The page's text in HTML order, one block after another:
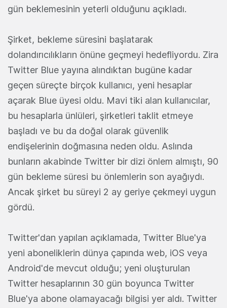
gün beklemesinin yeterli olduğunu açıkladı.
Şirket, bekleme süresini başlatarak
dolandırıcılıkların önüne geçmeyi hedefliyordu. Zira
Twitter Blue yayına alındıktan bugüne kadar
geçen süreçte birçok kullanıcı, yeni hesaplar
açarak Blue üyesi oldu. Mavi tiki alan kullanıcılar,
bu hesaplarla ünlüleri, şirketleri taklit etmeye
başladı ve bu da doğal olarak güvenlik
endişelerinin doğmasına neden oldu. Aslında
bunların akabinde Twitter bir dizi önlem almıştı, 90
gün bekleme süresi bu önlemlerin son ayağıydı.
Ancak şirket bu süreyi 2 ay geriye çekmeyi uygun
gördü.
Twitter'dan yapılan açıklamada, Twitter Blue'ya
yeni aboneliklerin dünya çapında web, iOS veya
Android'de mevcut olduğu; yeni oluşturulan
Twitter hesaplarının 30 gün boyunca Twitter
Blue'ya abone olamayacağı bilgisi yer aldı. Twitter